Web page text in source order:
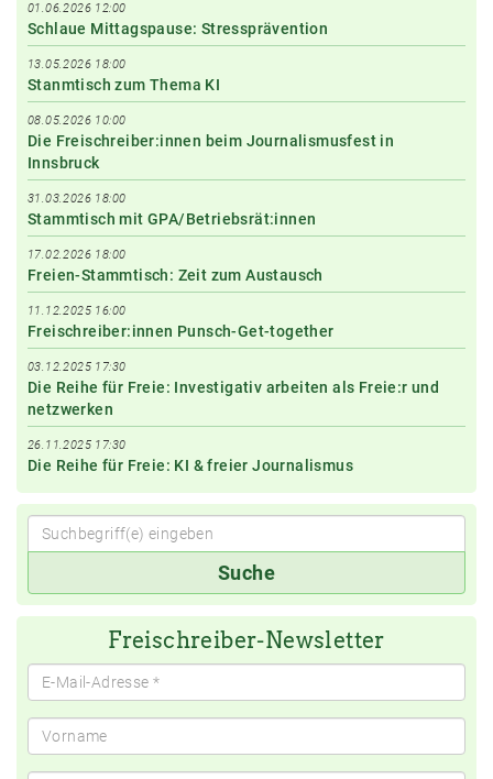
01.06.2026 12:00
Schlaue Mittagspause: Stressprävention
13.05.2026 18:00
Stanmtisch zum Thema KI
08.05.2026 10:00
Die Freischreiber:innen beim Journalismusfest in
Innsbruck
31.03.2026 18:00
Stammtisch mit GPA/Betriebsrät:innen
17.02.2026 18:00
Freien-Stammtisch: Zeit zum Austausch
11.12.2025 16:00
Freischreiber:innen Punsch-Get-together
03.12.2025 17:30
Die Reihe für Freie: Investigativ arbeiten als Freie:r und
netzwerken
26.11.2025 17:30
Die Reihe für Freie: KI & freier Journalismus
Suche
Freischreiber-Newsletter